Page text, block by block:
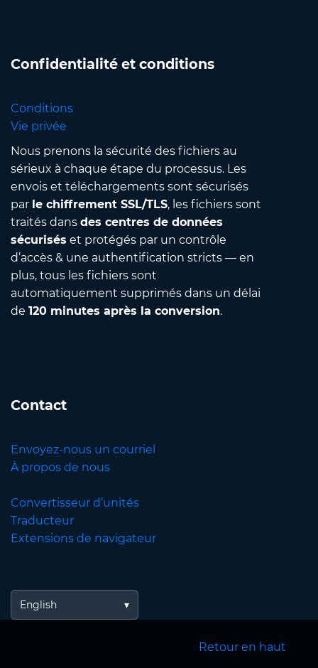
Confidentialité et conditions
Conditions
Vie privée
Nous prenons la sécurité des fichiers au
sérieux à chaque étape du processus. Les
envois et téléchargements sont sécurisés
par le chiffrement SSL/TLS, les fichiers sont
traités dans des centres de données
sécurisés et protégés par un contrôle
d’accès & une authentification stricts — en
plus, tous les fichiers sont
automatiquement supprimés dans un délai
de 120 minutes après la conversion.
Contact
Envoyez-nous un courriel
À propos de nous
Convertisseur d’unités
Traducteur
Extensions de navigateur
English
Retour en haut